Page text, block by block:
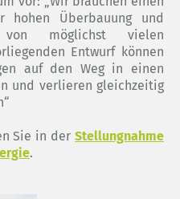
hohen Überbauung und
möglichst vielen
Entwurf können
auf den Weg in einen
und verlieren gleichzeitig
Sie in der Stellungnahme
.